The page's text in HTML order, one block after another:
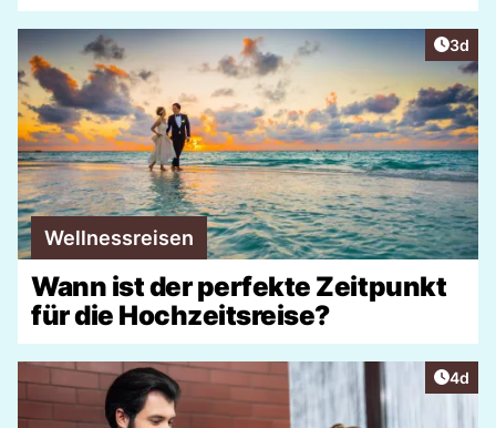
3d
Wellnessreisen
Wann ist der perfekte Zeitpunkt
für die Hochzeitsreise?
4d